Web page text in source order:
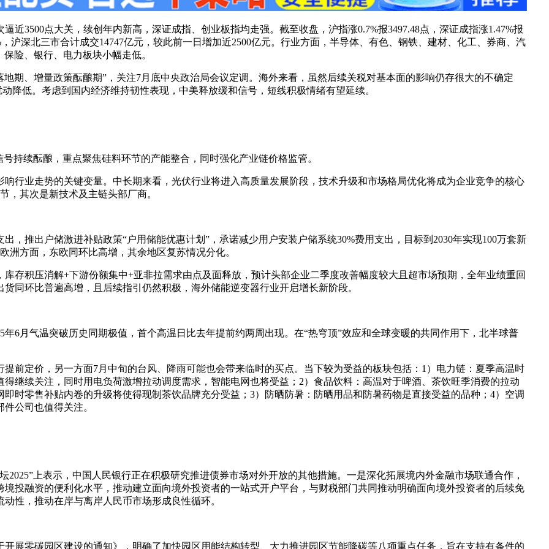
近3500点大关，续创年内新高，深证成指、创业板指均走强。截至收盘，沪指涨0.7%报3497.48点，深证成指涨1.47%报
沪深北三市合计成交14747亿元，较此前一日增加近2500亿元。行业方面，半导体、有色、钢铁、建材、化工、券商、汽
险、银行、电力板块小幅走低。
期、增量政策酝酿期”，关注7月底中央政治局会议定调。海外来看，虽然后续关税对基本面的影响仍存很大的不确定
降低。考虑到国内经济维持韧性表现，中美释放缓和信号，短线积极情绪有望延续。
持续酝酿，重点聚焦硅料环节的产能整合，同时强化产业链价格监管。
行业走势的关键变量。中长期来看，光伏行业将进入高质量发展阶段，技术升级和市场格局优化将成为企业竞争的核心
，其次是新技术及主链头部厂商。
，推出户储激进补贴政策“户用储能优惠计划”，承诺减少用户安装户储系统30%费用支出，目标到2030年实现100万套新
洲方面，东欧同环比高增，其余地区复苏情况分化。
存积压消解+下游份额集中+亚非拉需求由点及面释放，预计头部企业二季度改善幅度较大且超市场预期，全年业绩重回
同环比普遍高增，且后续指引仍然积极，海外储能逆变器行业开启增长新阶段。
6月气温突破历史同期极值，首个高温日比去年提前约两周出现。在“热穹顶”效应和全球变暖的共同作用下，北半球普
前定价，另一方面7月中旬的台风、降雨可能也会带来临时的买点。当下较为受益的板块包括：1）电力链：夏季高温时
继续关注，同时用电负荷激增拉动调度需求，智能电网也将受益；2）食品饮料：高温对于啤酒、茶饮旺季消费的拉动
时零售补贴内卷的升级将使得现制茶饮品牌充分受益；3）防晒防暑：防晒用品和防暑药物是直接受益的品种；4）空调
公司也值得关注。
上表示，中国人民银行正在积极研究推进债券市场对外开放的其他措施。一是深化拓展境内外金融市场联通合作，
投融资的便利化水平，推动建立面向境外投资者的一站式开户平台，与财税部门共同推动明确面向境外投资者的后续免
性，推动在岸与离岸人民币市场形成良性循环。
展零碳园区建设的通知》，明确了加快园区用能结构转型、大力推进园区节能降碳等八项重点任务，旨在支持有条件的